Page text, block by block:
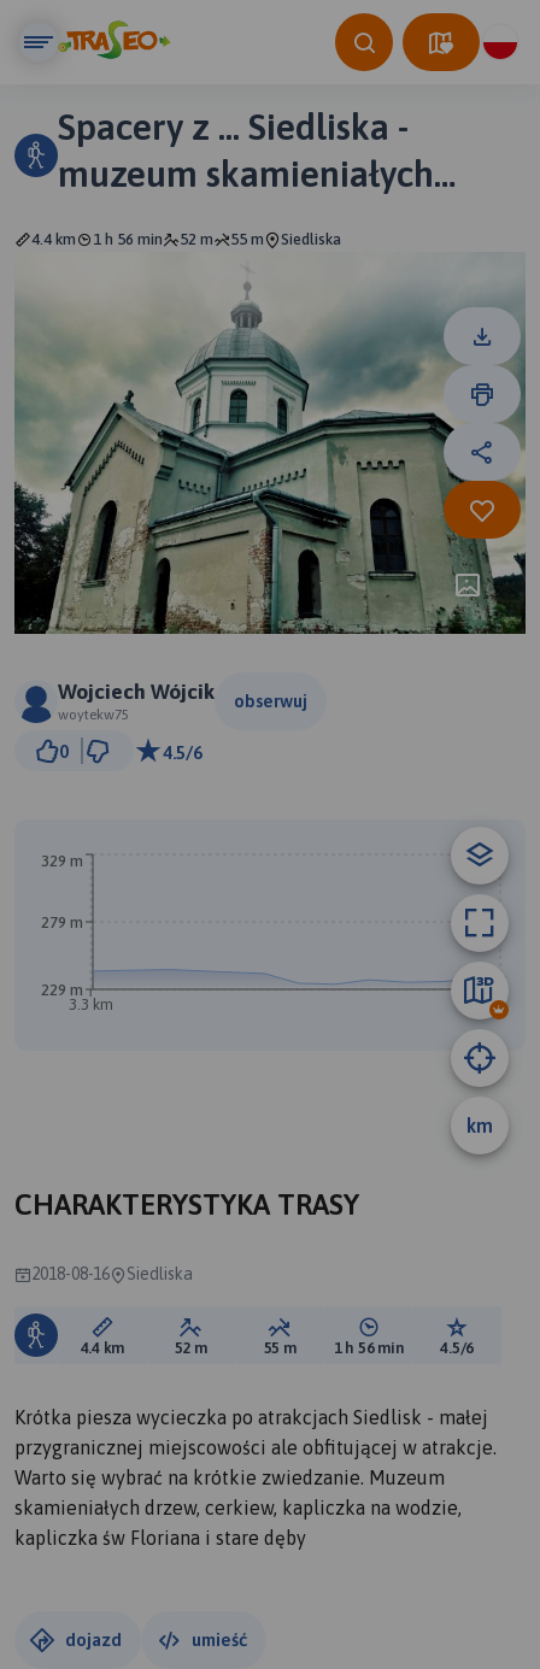
Spacery z ... Siedliska -
muzeum skamieniałych
4.4 km 1 h 56 min 52 m 55 m Siedliska
Wojciech Wójcik
woytekw75
obserwuj
0 4.5/6
B
km
3.3 km
229 m
279 m
329 m
CHARAKTERYSTYKA TRASY
2018-08-16 Siedliska
Długość trasy:
4.4 km Suma przewyższeń:
52 m Suma spadków:
55 m Średni czas potrzebny
1 h 56 min Ocena
4.5/6
Krótka piesza wycieczka po atrakcjach Siedlisk - małej
przygranicznej miejscowości ale obfitującej w atrakcje.
Warto się wybrać na krótkie zwiedzanie. Muzeum
skamieniałych drzew, cerkiew, kapliczka na wodzie,
kapliczka św Floriana i stare dęby
dojazd umieść